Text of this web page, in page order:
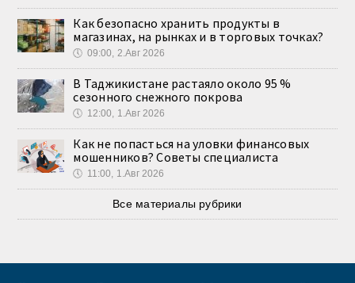
Как безопасно хранить продукты в
магазинах, на рынках и в торговых точках?
🕔 09:00, 2.Авг 2026
В Таджикистане растаяло около 95 %
сезонного снежного покрова
🕔 12:00, 1.Авг 2026
Как не попасться на уловки финансовых
мошенников? Советы специалиста
🕔 11:00, 1.Авг 2026
Все материалы рубрики